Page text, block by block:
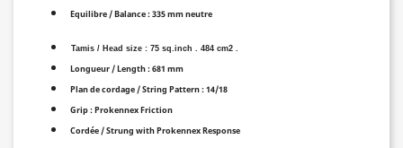
Equilibre / Balance : 335 mm neutre
Tamis / Head size : 75 sq.inch . 484 cm2 .
Longueur / Length : 681 mm
Plan de cordage / String Pattern : 14/18
Grip : Prokennex Friction
Cordée / Strung with Prokennex Response